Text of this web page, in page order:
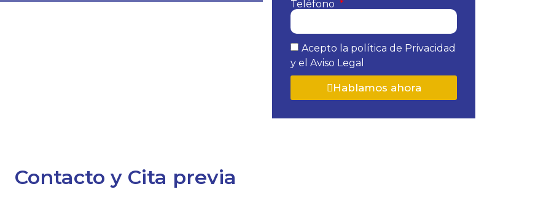
Teléfono
Acepto la política de Privacidad
y el Aviso Legal
Hablamos ahora
Contacto y Cita previa